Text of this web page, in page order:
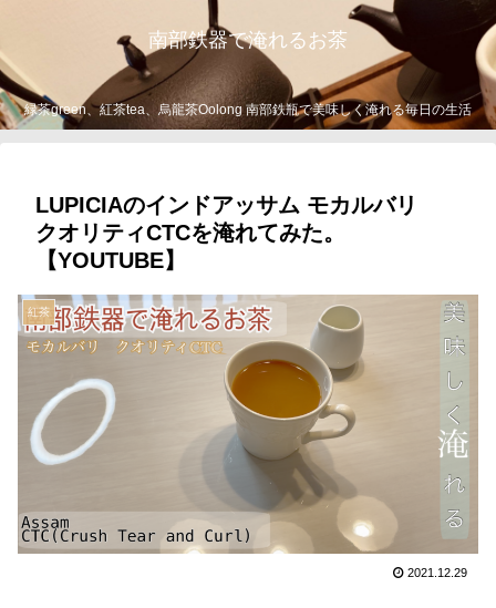
南部鉄器で淹れるお茶
緑茶green、紅茶tea、烏龍茶Oolong 南部鉄瓶で美味しく淹れる毎日の生活
LUPICIAのインドアッサム モカルバリ
クオリティCTCを淹れてみた。
【YOUTUBE】
紅茶
2021.12.29